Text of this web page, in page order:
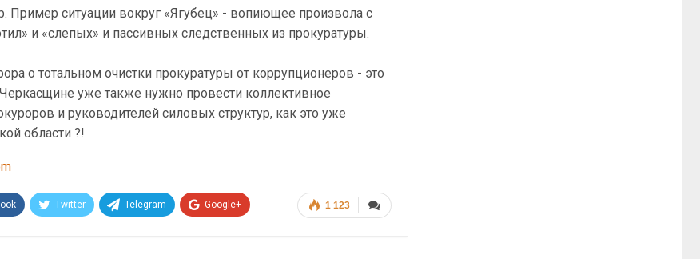
Пример ситуации вокруг «Ягубец» - вопиющее произвола с
и «слепых» и пассивных следственных из прокуратуры.
о тотальном очистки прокуратуры от коррупционеров - это
уже также нужно провести коллективное
и руководителей силовых структур, как это уже
области ?!
1 123
Twitter Telegram Google+